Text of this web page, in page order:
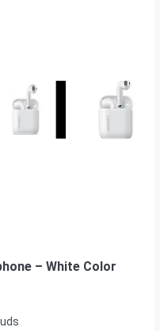
– White Color